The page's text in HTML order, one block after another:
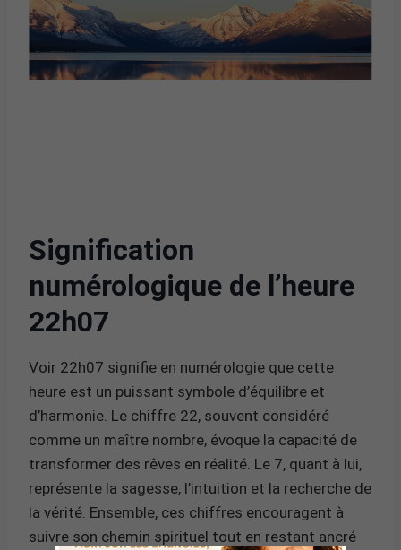
Signification
numérologique de l’heure
22h07
Voir 22h07 signifie en numérologie que cette
heure est un puissant symbole d’équilibre et
d’harmonie. Le chiffre 22, souvent considéré
comme un maître nombre, évoque la capacité de
transformer des rêves en réalité. Le 7, quant à lui,
représente la sagesse, l’intuition et la recherche de
la vérité. Ensemble, ces chiffres encouragent à
suivre son chemin spirituel tout en restant ancré